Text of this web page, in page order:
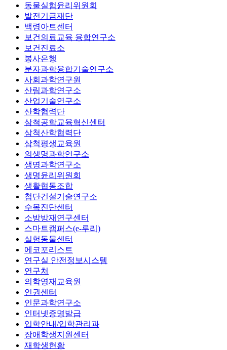
동물실험윤리위원회
발전기금재단
백령아트센터
보건의료교육 융합연구소
보건진료소
봉사은행
분자과학융합기술연구소
사회과학연구원
산림과학연구소
산업기술연구소
산학협력단
삼척공학교육혁신센터
삼척산학협력단
삼척평생교육원
의생명과학연구소
생명과학연구소
생명윤리위원회
생활협동조합
첨단건설기술연구소
수목진단센터
소방방재연구센터
스마트캠퍼스(e-루리)
실험동물센터
에코포리스트
연구실 안전정보시스템
연구처
의학영재교육원
인권센터
인문과학연구소
인터넷증명발급
입학안내/입학관리과
장애학생지원센터
재학생현황